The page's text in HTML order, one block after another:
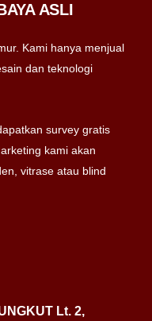
ASLI
Kami hanya menjual
dan teknologi
survey gratis
kami akan
vitrase atau blind
Lt. 2,